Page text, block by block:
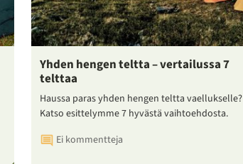
Yhden hengen teltta – vertailussa 7
telttaa
Haussa paras yhden hengen teltta vaellukselle?
Katso esittelymme 7 hyvästä vaihtoehdosta.
Ei kommentteja